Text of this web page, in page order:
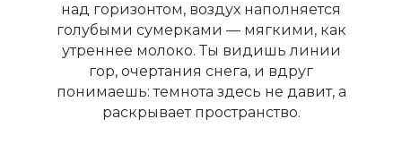
над горизонтом, воздух наполняется
голубыми сумерками — мягкими, как
утреннее молоко. Ты видишь линии
гор, очертания снега, и вдруг
понимаешь: темнота здесь не давит, а
раскрывает пространство.